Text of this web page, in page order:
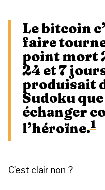
Le bitcoin
faire
point mort
24 et 7
produisait
Sudoku
échanger
l’héroïne.1
C’est clair non ?